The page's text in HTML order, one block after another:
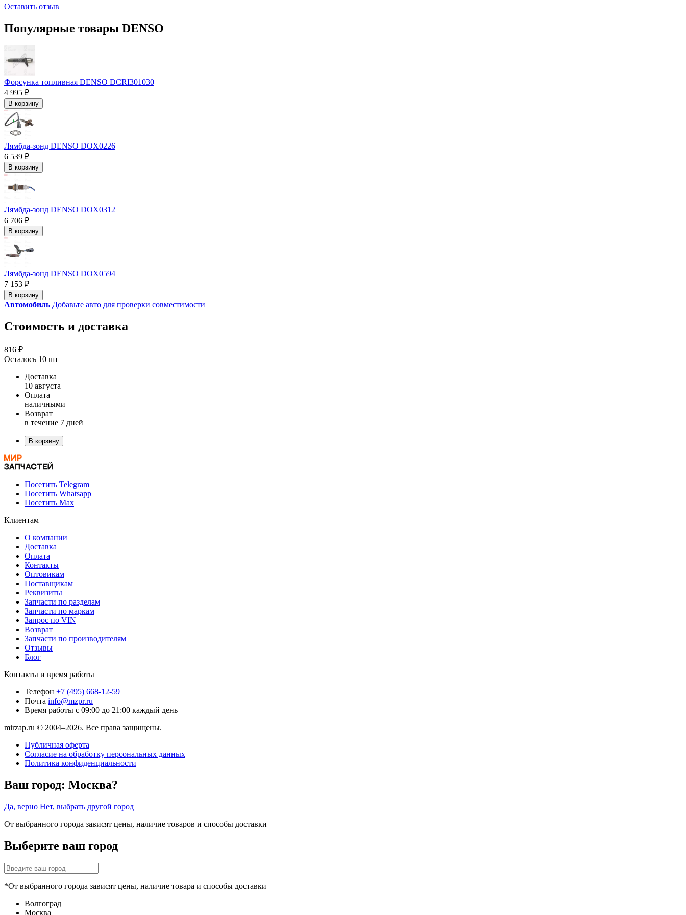
Оставить отзыв
Популярные товары DENSO
Форсунка топливная DENSO DCRI301030
4 995 ₽
В корзину
Лямбда-зонд DENSO DOX0226
6 539 ₽
В корзину
Лямбда-зонд DENSO DOX0312
6 706 ₽
В корзину
Лямбда-зонд DENSO DOX0594
7 153 ₽
В корзину
Автомобиль Добавьте авто для проверки совместимости
Стоимость и доставка
816 ₽
Осталось 10 шт
Доставка
10 августа
Оплата
наличными
Возврат
в течение 7 дней
В корзину
Посетить Telegram
Посетить Whatsapp
Посетить Max
Клиентам
О компании
Доставка
Оплата
Контакты
Оптовикам
Поставщикам
Реквизиты
Запчасти по разделам
Запчасти по маркам
Запрос по VIN
Возврат
Запчасти по производителям
Отзывы
Блог
Контакты и время работы
Телефон +7 (495) 668-12-59
Почта info@mzpr.ru
Время работы с 09:00 до 21:00 каждый день
mirzap.ru © 2004–2026. Все права защищены.
Публичная оферта
Согласие на обработку персональных данных
Политика конфиденциальности
Ваш город: Москва?
Да, верно Нет, выбрать другой город
От выбранного города зависят цены, наличие товаров и способы доставки
Выберите ваш город
*От выбранного города зависят цены, наличие товара и способы доставки
Волгоград
Москва